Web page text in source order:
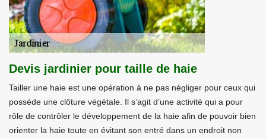
Devis jardinier pour taille de haie
Tailler une haie est une opération à ne pas négliger pour ceux qui
possède une clôture végétale. Il s’agit d’une activité qui a pour
rôle de contrôler le développement de la haie afin de pouvoir bien
orienter la haie toute en évitant son entré dans un endroit non